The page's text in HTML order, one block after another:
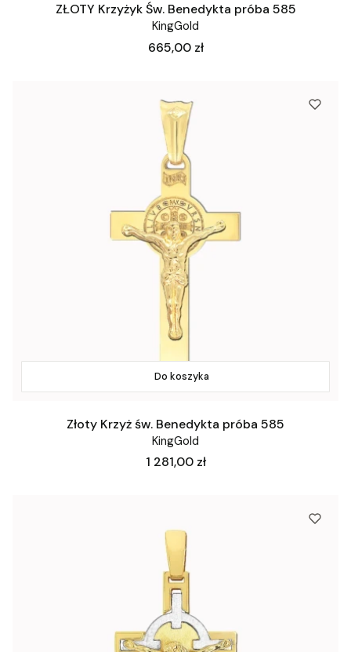
ZŁOTY Krzyżyk Św. Benedykta próba 585
KingGold
Cena
665,00 zł
Do koszyka
Złoty Krzyż św. Benedykta próba 585
KingGold
Cena
1 281,00 zł